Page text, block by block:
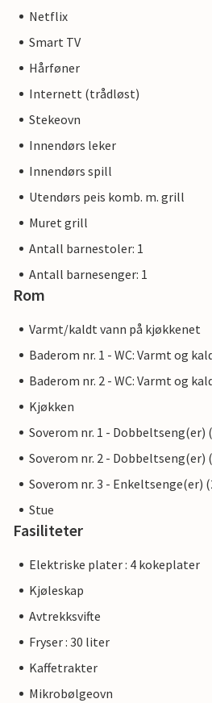
Netflix
Smart TV
Hårføner
Internett (trådløst)
Stekeovn
Innendørs leker
Innendørs spill
Utendørs peis komb. m. grill
Muret grill
Antall barnestoler: 1
Antall barnesenger: 1
Rom
Varmt/kaldt vann på kjøkkenet
Baderom nr. 1 - WC: Varmt og
Baderom nr. 2 - WC: Varmt og
Kjøkken
Soverom nr. 1 - Dobbeltseng(er)
Soverom nr. 2 - Dobbeltseng(er)
Soverom nr. 3 - Enkeltsenge(er)
Stue
Fasiliteter
Elektriske plater : 4 kokeplater
Kjøleskap
Avtrekksvifte
Fryser : 30 liter
Kaffetrakter
Mikrobølgeovn